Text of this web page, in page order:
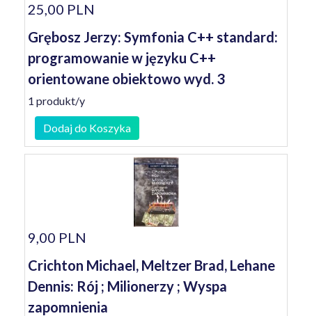
25,00 PLN
Grębosz Jerzy: Symfonia C++ standard:
programowanie w języku C++
orientowane obiektowo wyd. 3
1 produkt/y
Dodaj do Koszyka
9,00 PLN
Crichton Michael, Meltzer Brad, Lehane
Dennis: Rój ; Milionerzy ; Wyspa
zapomnienia